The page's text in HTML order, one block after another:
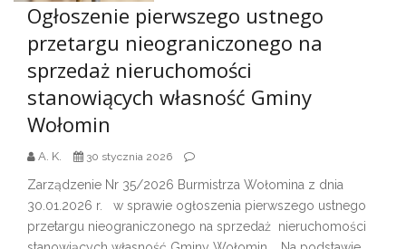
Ogłoszenie pierwszego ustnego
przetargu nieograniczonego na
sprzedaż nieruchomości
stanowiących własność Gminy
Wołomin
A. K. 30 stycznia 2026
Zarządzenie Nr 35/2026 Burmistrza Wołomina z dnia
30.01.2026 r. w sprawie ogłoszenia pierwszego ustnego
przetargu nieograniczonego na sprzedaż nieruchomości